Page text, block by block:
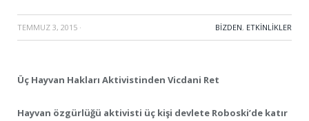
TEMMUZ 3, 2015 · BIZDEN, ETKINLIKLER
Üç Hayvan Hakları Aktivistinden Vicdani Ret
Hayvan özgürlüğü aktivisti üç kişi devlete Roboski’de katır